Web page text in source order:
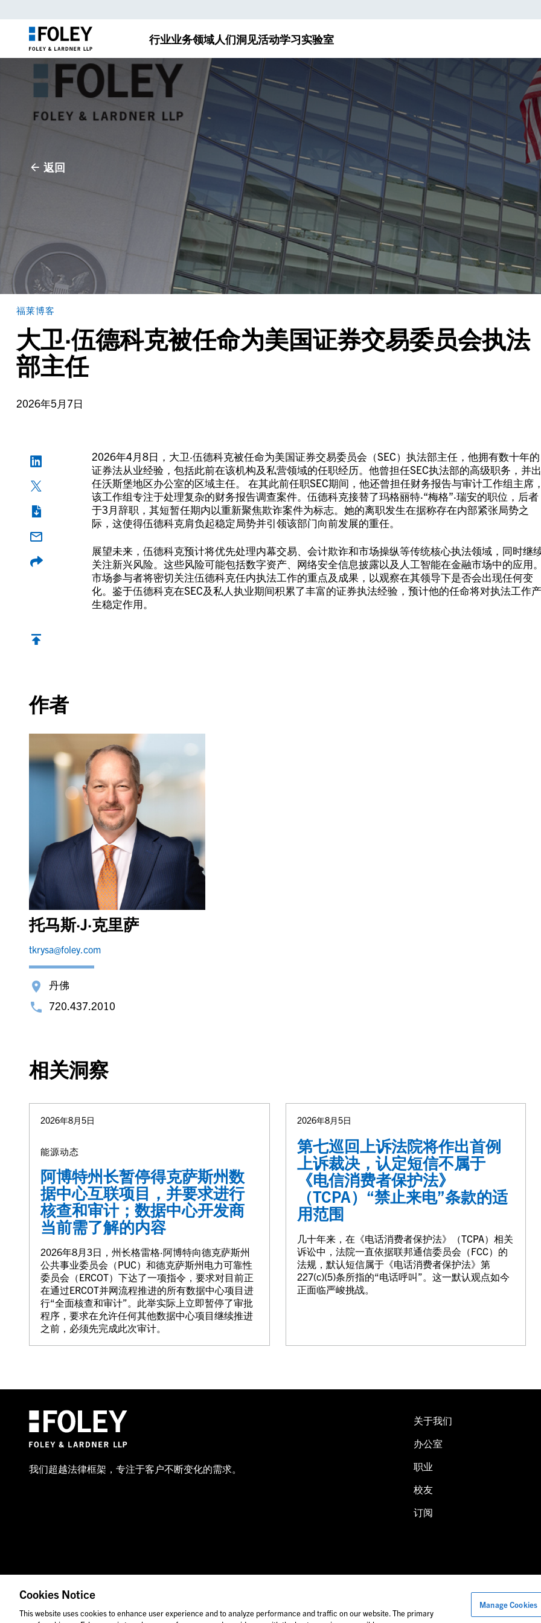
行业业务领域人们洞见活动学习实验室
返回
福莱博客
大卫·伍德科克被任命为美国证券交易委员会执法
部主任
2026年5月7日
2026年4月8日，大卫·伍德科克被任命为美国证券交易委员会（SEC）执法部主任，他拥有数十年的
证券法从业经验，包括此前在该机构及私营领域的任职经历。他曾担任SEC执法部的高级职务，并出
任沃斯堡地区办公室的区域主任。 在其此前任职SEC期间，他还曾担任财务报告与审计工作组主席，
该工作组专注于处理复杂的财务报告调查案件。伍德科克接替了玛格丽特·“梅格”·瑞安的职位，后者
于3月辞职，其短暂任期内以重新聚焦欺诈案件为标志。她的离职发生在据称存在内部紧张局势之
际，这使得伍德科克肩负起稳定局势并引领该部门向前发展的重任。
展望未来，伍德科克预计将优先处理内幕交易、会计欺诈和市场操纵等传统核心执法领域，同时继
关注新兴风险。这些风险可能包括数字资产、网络安全信息披露以及人工智能在金融市场中的应用。
市场参与者将密切关注伍德科克任内执法工作的重点及成果，以观察在其领导下是否会出现任何变
化。鉴于伍德科克在SEC及私人执业期间积累了丰富的证券执法经验，预计他的任命将对执法工作产
生稳定作用。
作者
托马斯·J·克里萨
tkrysa@foley.com
丹佛
720.437.2010
相关洞察
2026年8月5日
能源动态
阿博特州长暂停得克萨斯州数
据中心互联项目，并要求进行
核查和审计；数据中心开发商
当前需了解的内容
2026年8月3日，州长格雷格·阿博特向德克萨斯州
公共事业委员会（PUC）和德克萨斯州电力可靠性
委员会（ERCOT）下达了一项指令，要求对目前正
在通过ERCOT并网流程推进的所有数据中心项目进
行“全面核查和审计”。此举实际上立即暂停了审批
程序，要求在允许任何其他数据中心项目继续推进
之前，必须先完成此次审计。
2026年8月5日
第七巡回上诉法院将作出首例
上诉裁决，认定短信不属于
《电信消费者保护法》
（TCPA）“禁止来电”条款的适
用范围
几十年来，在《电话消费者保护法》（TCPA）相关
诉讼中，法院一直依据联邦通信委员会（FCC）的
法规，默认短信属于《电话消费者保护法》第
227(c)(5)条所指的“电话呼叫”。这一默认观点如今
正面临严峻挑战。
我们超越法律框架，专注于客户不断变化的需求。
关于我们
办公室
职业
校友
订阅
© 2026 福里尔·拉德纳律师事务所 律师广告 图片中的人物可能并非福莱公司员工。
Cookies Notice
This website uses cookies to enhance user experience and to analyze performance and traffic on our website. The primary
Manage Cookies